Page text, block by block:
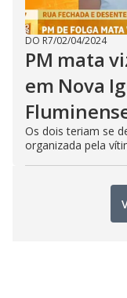
DO R7/02/04/2024
PM mata
em Nova
Os dois teriam se
organizada pela